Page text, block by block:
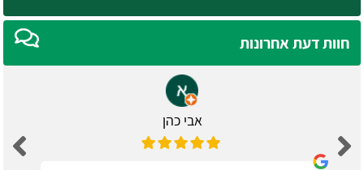
חוות דעת אחרונות
אבי כהן